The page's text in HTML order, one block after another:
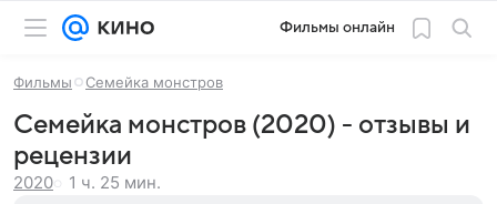
Фильмы онлайн
Фильмы Семейка монстров
Семейка монстров (2020) - отзывы и
рецензии
2020 1 ч. 25 мин.